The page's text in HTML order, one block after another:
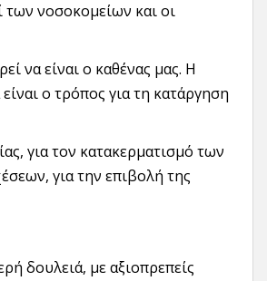
των νοσοκομείων και οι
να είναι ο καθένας μας. Η
ο τρόπος για τη κατάργηση
για τον κατακερματισμό των
για την επιβολή της
δουλειά, με αξιοπρεπείς